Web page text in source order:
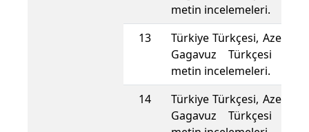
metin incelemeleri.
13
Türkiye Türkçesi, Azeri,
Gagavuz Türkçesi
metin incelemeleri.
14
Türkiye Türkçesi, Azeri,
Gagavuz Türkçesi